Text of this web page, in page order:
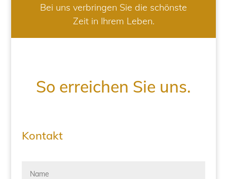
Bei uns verbringen Sie die schönste
Zeit in Ihrem Leben.
So erreichen Sie uns.
Kontakt